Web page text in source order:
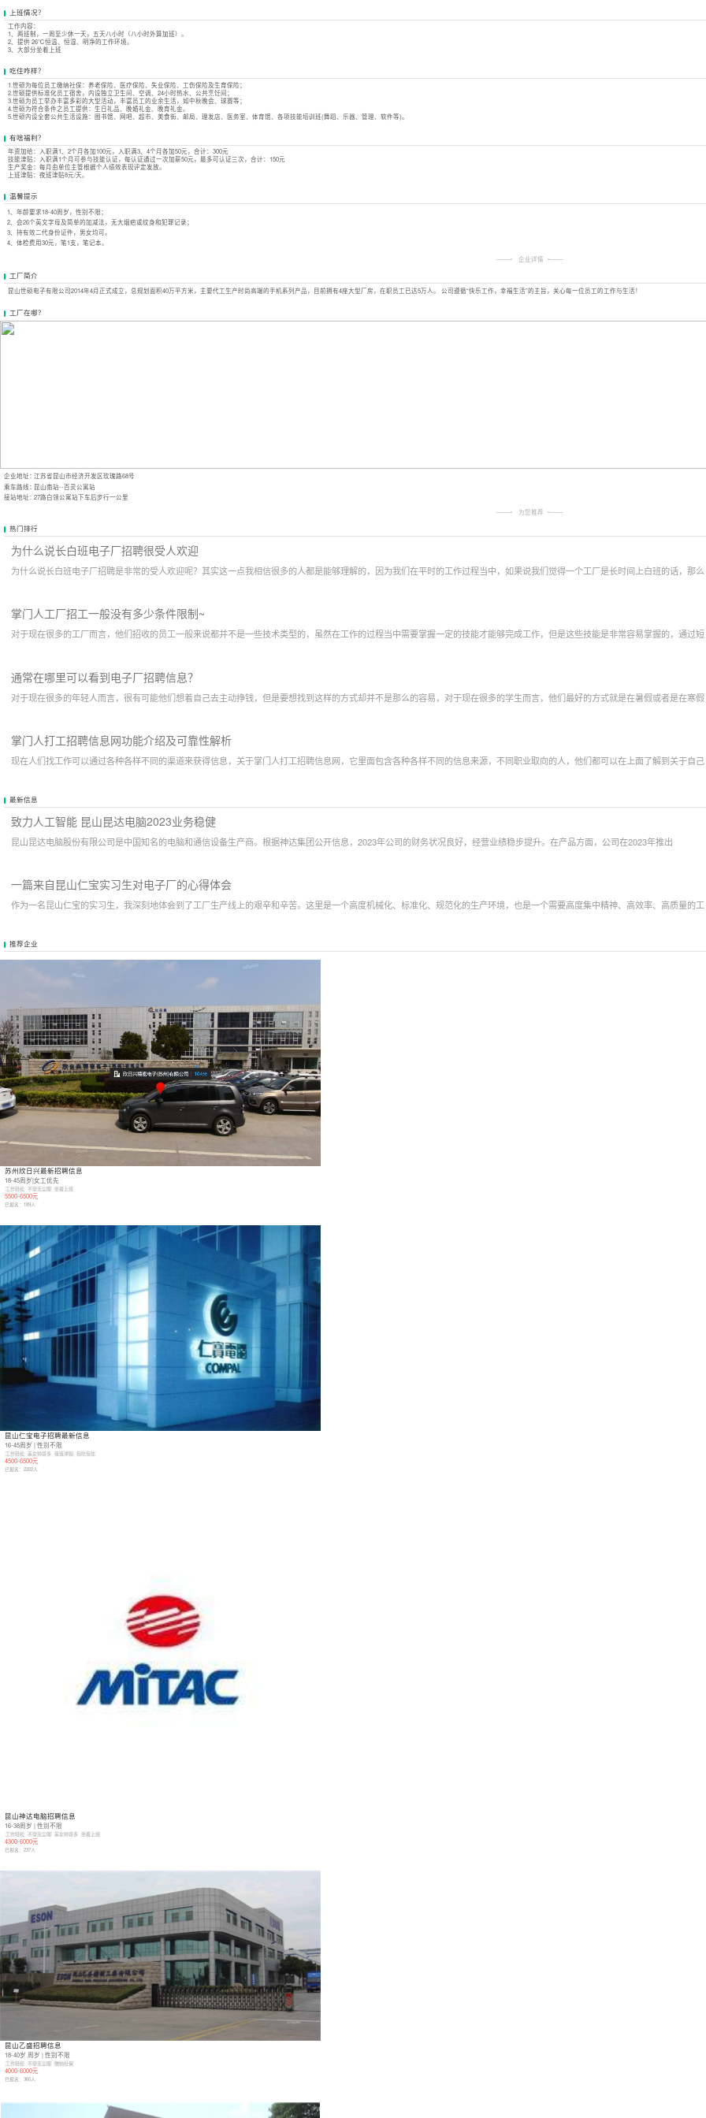
上班情况？
工作内容：
1、两班制，一周至少休一天，五天八小时（八小时外算加班）。
2、提供 26℃恒温、恒湿、明净的工作环境。
3、大部分坐着上班
吃住咋样？
1.世硕为每位员工缴纳社保：养老保险、医疗保险、失业保险、工伤保险及生育保险；
2.世硕提供标准化员工宿舍，内设独立卫生间、空调、24小时热水、公共烹饪间；
3.世硕为员工举办丰富多彩的大型活动，丰富员工的业余生活，如中秋晚会、球赛等；
4.世硕为符合条件之员工提供：生日礼品、晚婚礼金、晚育礼金。
5.世硕内设全套公共生活设施：图书馆、网吧、超市、美食街、邮局、理发店、医务室、体育馆、各项技能培训班(舞蹈、乐器、管理、软件等)。
有啥福利？
年资加给：入职满1、2个月各加100元，入职满3、4个月各加50元，合计：300元
技能津贴：入职满1个月可参与技能认证，每认证通过一次加薪50元，最多可认证三次，合计：150元
生产奖金：每月由单位主管根据个人绩效表现评定发放。
上班津贴：夜班津贴8元/天。
温馨提示
1、年龄要求18-40周岁，性别不限；
2、会26个英文字母及简单的加减法，无大烟疤或纹身和犯罪记录；
3、持有效二代身份证件，男女均可。
4、体检费用30元，笔1支，笔记本。
企业详情
工厂简介
昆山世硕电子有限公司2014年4月正式成立，总规划面积40万平方米，主要代工生产时尚高端的手机系列产品，目前拥有4座大型厂房，在职员工已达5万人。 公司遵循“快乐工作，幸福生活”的主旨，关心每一位员工的工作与生活！
工厂在哪？
企业地址：江苏省昆山市经济开发区玫瑰路68号
乘车路线：昆山南站--百灵公寓站
接站地址：27路白领公寓站下车后步行一公里
为您推荐
热门排行
为什么说长白班电子厂招聘很受人欢迎
为什么说长白班电子厂招聘是非常的受人欢迎呢？其实这一点我相信很多的人都是能够理解的，因为我们在平时的工作过程当中，如果说我们觉得一个工厂是长时间上白班的话，那么
掌门人工厂招工一般没有多少条件限制~
对于现在很多的工厂而言，他们招收的员工一般来说都并不是一些技术类型的，虽然在工作的过程当中需要掌握一定的技能才能够完成工作，但是这些技能是非常容易掌握的，通过短
通常在哪里可以看到电子厂招聘信息？
对于现在很多的年轻人而言，很有可能他们想着自己去主动挣钱，但是要想找到这样的方式却并不是那么的容易，对于现在很多的学生而言，他们最好的方式就是在暑假或者是在寒假
掌门人打工招聘信息网功能介绍及可靠性解析
现在人们找工作可以通过各种各样不同的渠道来获得信息，关于掌门人打工招聘信息网，它里面包含各种各样不同的信息来源，不同职业取向的人，他们都可以在上面了解到关于自己
最新信息
致力人工智能 昆山昆达电脑2023业务稳健
昆山昆达电脑股份有限公司是中国知名的电脑和通信设备生产商。根据神达集团公开信息，2023年公司的财务状况良好，经营业绩稳步提升。在产品方面，公司在2023年推出
一篇来自昆山仁宝实习生对电子厂的心得体会
作为一名昆山仁宝的实习生，我深刻地体会到了工厂生产线上的艰辛和辛苦。这里是一个高度机械化、标准化、规范化的生产环境，也是一个需要高度集中精神、高效率、高质量的工
推荐企业
苏州欣日兴最新招聘信息
18-45周岁|女工优先
工作轻松 不穿无尘服 坐着上班
5500-6500元
已报名： 189人
昆山仁宝电子招聘最新信息
16-45周岁 | 性别不限
工作轻松 美女帅哥多 夜班津贴 包吃包住
4500-6500元
已报名： 2202人
昆山神达电脑招聘信息
16-38周岁 | 性别不限
工作轻松 不穿无尘服 美女帅哥多 坐着上班
4300-6000元
已报名： 237 人
昆山乙盛招聘信息
18-40岁 周岁 | 性别不限
工作轻松 不穿无尘服 缴纳社保
4000-6000元
已报名： 360人